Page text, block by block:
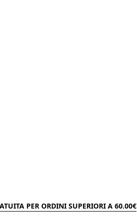
PER ORDINI SUPERIORI A 60.00€